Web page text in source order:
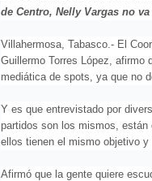
de Centro, Nelly Vargas no
Villahermosa, Tabasco.- El
Guillermo Torres López, afirmo
mediática de spots, ya que no
Y es que entrevistado por
partidos son los mismos, están
ellos tienen el mismo objetivo y
Afirmó que la gente quiere